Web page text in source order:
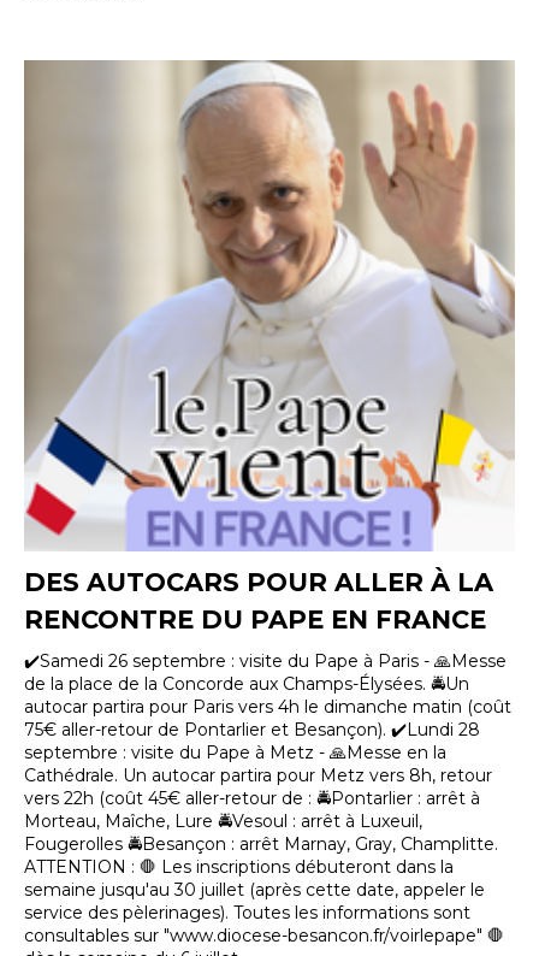
DES AUTOCARS POUR ALLER À LA
RENCONTRE DU PAPE EN FRANCE
✔️Samedi 26 septembre : visite du Pape à Paris - 🙏Messe
de la place de la Concorde aux Champs-Élysées. 🚔Un
autocar partira pour Paris vers 4h le dimanche matin (coût
75€ aller-retour de Pontarlier et Besançon). ✔️Lundi 28
septembre : visite du Pape à Metz - 🙏Messe en la
Cathédrale. Un autocar partira pour Metz vers 8h, retour
vers 22h (coût 45€ aller-retour de : 🚔Pontarlier : arrêt à
Morteau, Maîche, Lure 🚔Vesoul : arrêt à Luxeuil,
Fougerolles 🚔Besançon : arrêt Marnay, Gray, Champlitte.
ATTENTION : 🛑 Les inscriptions débuteront dans la
semaine jusqu'au 30 juillet (après cette date, appeler le
service des pèlerinages). Toutes les informations sont
consultables sur "www.diocese-besancon.fr/voirlepape" 🛑